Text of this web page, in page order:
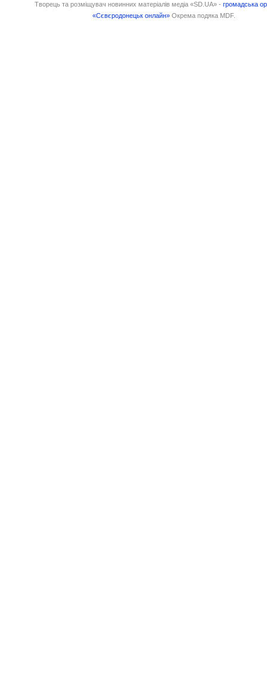
Творець та розміщувач новинних матеріалів медіа «SD.UA» -громадська
«Сєвєродонецьк онлайн» Окрема подяка MDF.